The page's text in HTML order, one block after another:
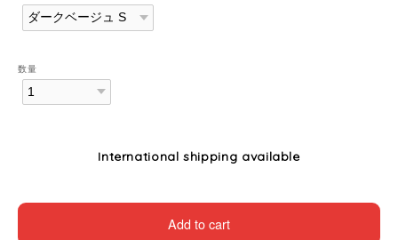
数量
International shipping available
Add to cart